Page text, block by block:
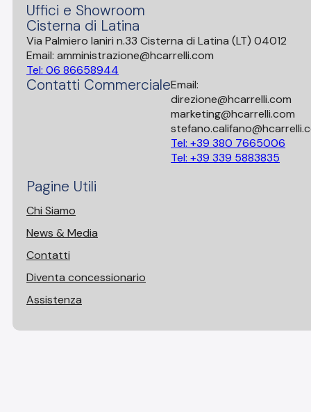
Uffici e Showroom
Cisterna di Latina
Via Palmiero Ianiri n.33 Cisterna di Latina (LT) 04012
Email: amministrazione@hcarrelli.com
Tel: 06 86658944
Contatti CommercialeEmail:
direzione@hcarrelli.com
marketing@hcarrelli.com
Tel: +39 380 7665006
Tel: +39 339 5883835
Pagine Utili
Chi Siamo
News & Media
Contatti
Diventa concessionario
Assistenza